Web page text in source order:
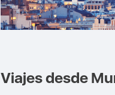
Viajes desde